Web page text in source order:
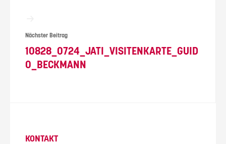
Nächster Beitrag
10828_0724_JATI_VISITENKARTE_GUID
O_BECKMANN
KONTAKT